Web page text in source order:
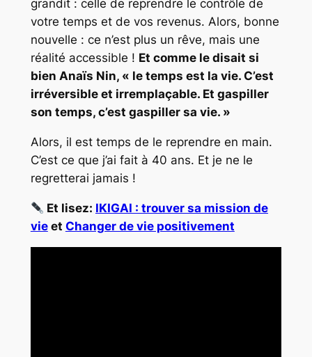
grandit : celle de reprendre le contrôle de
votre temps et de vos revenus. Alors, bonne
nouvelle : ce n’est plus un rêve, mais une
réalité accessible ! Et comme le disait si
bien Anaïs Nin, « le temps est la vie. C’est
irréversible et irremplaçable. Et gaspiller
son temps, c’est gaspiller sa vie. »
Alors, il est temps de le reprendre en main.
C’est ce que j’ai fait à 40 ans. Et je ne le
regretterai jamais !
Et lisez: IKIGAI : trouver sa mission de
vieet Changer de vie positivement